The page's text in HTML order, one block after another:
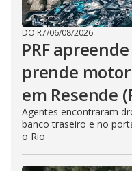
DO R7/06/08/2026
PRF
prende
em Resende
Agentes encontraram
banco traseiro e no
o Rio